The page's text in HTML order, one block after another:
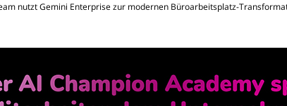
nutzt Gemini Enterprise zur modernen Büroarbeitsplatz-